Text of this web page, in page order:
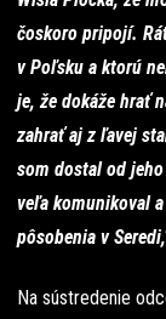
čoskoro pripojí.
v Poľsku a ktorú
je, že dokáže hrať
zahrať aj z ľavej
som dostal od
veľa komunikoval
pôsobenia v
Na sústredenie